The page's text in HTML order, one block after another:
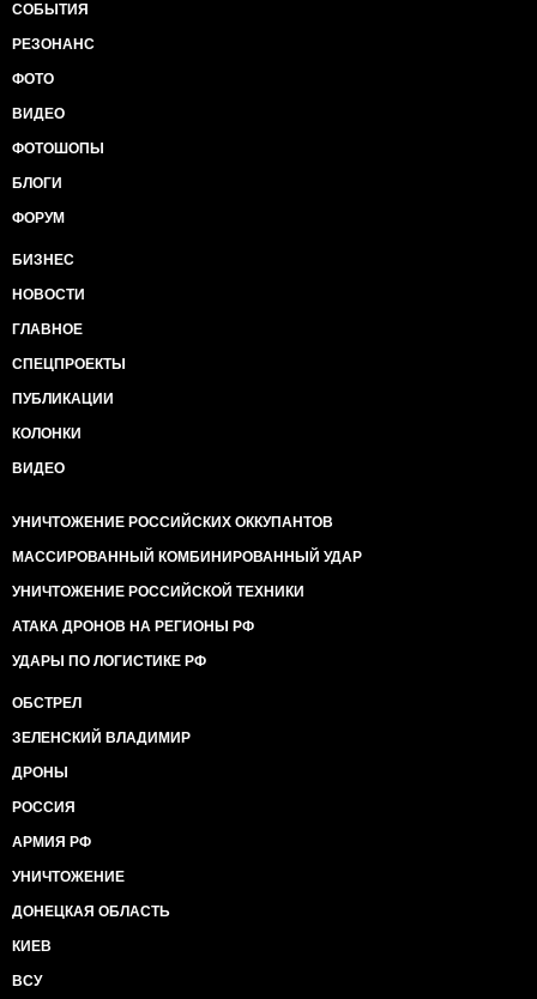
СОБЫТИЯ
РЕЗОНАНС
ФОТО
ВИДЕО
ФОТОШОПЫ
БЛОГИ
ФОРУМ
БИЗНЕС
НОВОСТИ
ГЛАВНОЕ
СПЕЦПРОЕКТЫ
ПУБЛИКАЦИИ
КОЛОНКИ
ВИДЕО
УНИЧТОЖЕНИЕ РОССИЙСКИХ ОККУПАНТОВ
МАССИРОВАННЫЙ КОМБИНИРОВАННЫЙ УДАР
УНИЧТОЖЕНИЕ РОССИЙСКОЙ ТЕХНИКИ
АТАКА ДРОНОВ НА РЕГИОНЫ РФ
УДАРЫ ПО ЛОГИСТИКЕ РФ
ОБСТРЕЛ
ЗЕЛЕНСКИЙ ВЛАДИМИР
ДРОНЫ
РОССИЯ
АРМИЯ РФ
УНИЧТОЖЕНИЕ
ДОНЕЦКАЯ ОБЛАСТЬ
КИЕВ
ВСУ